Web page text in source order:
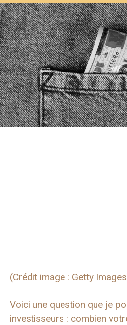
(Crédit image : Getty
Voici une question que je
investisseurs : combien